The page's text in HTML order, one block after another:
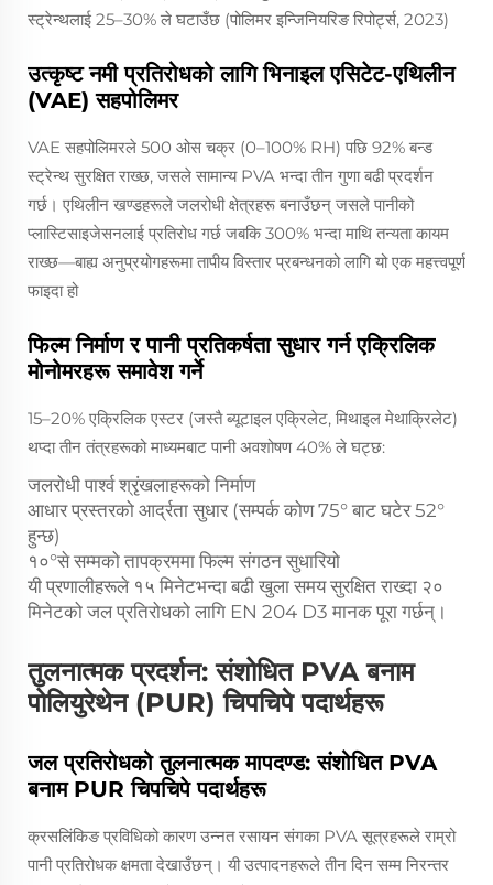
स्ट्रेन्थलाई 25–30% ले घटाउँछ (पोलिमर इन्जिनियरिङ रिपोर्ट्स, 2023)
उत्कृष्ट नमी प्रतिरोधको लागि भिनाइल एसिटेट-एथिलीन
(VAE) सहपोलिमर
VAE सहपोलिमरले 500 ओस चक्र (0–100% RH) पछि 92% बन्ड
स्ट्रेन्थ सुरक्षित राख्छ, जसले सामान्य PVA भन्दा तीन गुणा बढी प्रदर्शन
गर्छ। एथिलीन खण्डहरूले जलरोधी क्षेत्रहरू बनाउँछन् जसले पानीको
प्लास्टिसाइजेसनलाई प्रतिरोध गर्छ जबकि 300% भन्दा माथि तन्यता कायम
राख्छ—बाह्य अनुप्रयोगहरूमा तापीय विस्तार प्रबन्धनको लागि यो एक महत्त्वपूर्ण
फाइदा हो
फिल्म निर्माण र पानी प्रतिकर्षता सुधार गर्न एक्रिलिक
मोनोमरहरू समावेश गर्ने
15–20% एक्रिलिक एस्टर (जस्तै ब्यूटाइल एक्रिलेट, मिथाइल मेथाक्रिलेट)
थप्दा तीन तंत्रहरूको माध्यमबाट पानी अवशोषण 40% ले घट्छ:
जलरोधी पार्श्व श्रृंखलाहरूको निर्माण
आधार प्रस्तरको आर्द्रता सुधार (सम्पर्क कोण 75° बाट घटेर 52°
हुन्छ)
१०°से सम्मको तापक्रममा फिल्म संगठन सुधारियो
यी प्रणालीहरूले १५ मिनेटभन्दा बढी खुला समय सुरक्षित राख्दा २०
मिनेटको जल प्रतिरोधको लागि EN 204 D3 मानक पूरा गर्छन्।
तुलनात्मक प्रदर्शन: संशोधित PVA बनाम
पोलियुरेथेन (PUR) चिपचिपे पदार्थहरू
जल प्रतिरोधको तुलनात्मक मापदण्ड: संशोधित PVA
बनाम PUR चिपचिपे पदार्थहरू
क्रसलिंकिङ प्रविधिको कारण उन्नत रसायन संगका PVA सूत्रहरूले राम्रो
पानी प्रतिरोधक क्षमता देखाउँछन्। यी उत्पादनहरूले तीन दिन सम्म निरन्तर